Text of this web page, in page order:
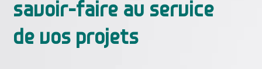
savoir-faire au service
de vos projets